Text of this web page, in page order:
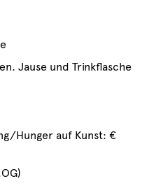
Jause und Trinkflasche
Hunger auf Kunst: €